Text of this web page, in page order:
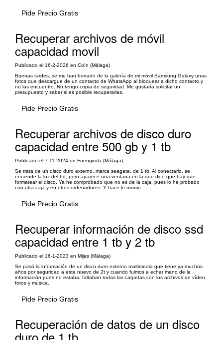
Pide Precio Gratis
Recuperar archivos de móvil
capacidad movil
Publicado el 16-2-2026 en Coín (Málaga)
Buenas tardes, se me han borrado de la galería de mi móvil Samsung Galaxy unas
fotos que descargue de un contacto de WhatsApp al bloquear a dicho contacto y
no las encuentro. No tengo copia de seguridad. Me gustaría solicitar un
presupuesto y saber si es posible recuperarlas.
Pide Precio Gratis
Recuperar archivos de disco duro
capacidad entre 500 gb y 1 tb
Publicado el 7-11-2024 en Fuengirola (Málaga)
Se trata de un disco duro externo, marca seagate, de 1 tb. Al conectarlo, se
enciende la luz del hd, pero aparece una ventana en la que dice que hay que
formatear el disco. Ya he comprobado que no es de la caja, pues lo he probado
con otra caja y en otros ordenadores. Y hace lo mismo.
Pide Precio Gratis
Recuperar información de disco ssd
capacidad entre 1 tb y 2 tb
Publicado el 16-1-2023 en Mijas (Málaga)
Se pasó la información de un disco duro externo multimedia que tiene ya muchos
años por seguridad a este nuevo de 2t y cuando fuimos a echar mano de la
información pues no estaba, faltaban todas las carpetas con los archivos de vídeo,
fotos y música.
Pide Precio Gratis
Recuperación de datos de un disco